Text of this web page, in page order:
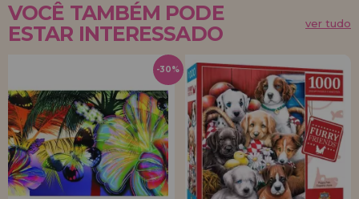
VOCÊ TAMBÉM PODE
ESTAR INTERESSADO
ver tudo
-30%